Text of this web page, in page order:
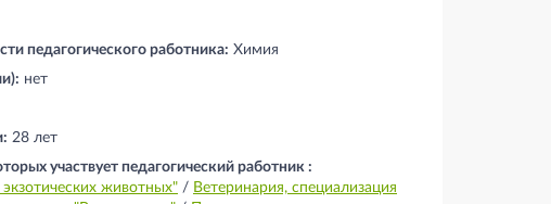
педагогического работника: Химия
нет
28 лет
участвует педагогический работник :
животных" / Ветеринария, специализация